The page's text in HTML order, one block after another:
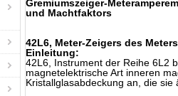
Gremiumszeiger-
und Machtfaktors
42L6, Meter-Zeigers des
Einleitung:
42L6, Instrument der Reihe 6L2
magnetelektrische Art inneren
Kristallglasabdeckung an, die